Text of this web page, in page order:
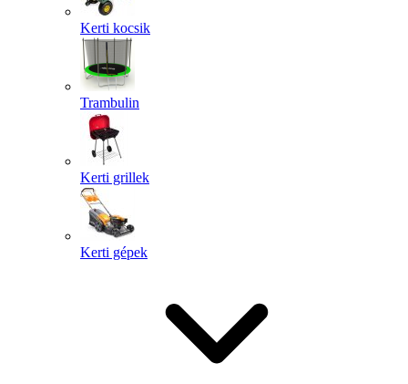
Kerti kocsik
Trambulin
Kerti grillek
Kerti gépek